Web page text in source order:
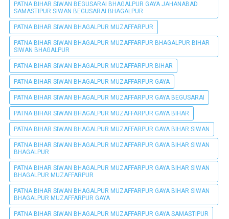
PATNA BIHAR SIWAN BEGUSARAI BHAGALPUR GAYA JAHANABAD
SAMASTIPUR SIWAN BEGUSARAI BHAGALPUR
PATNA BIHAR SIWAN BHAGALPUR MUZAFFARPUR
PATNA BIHAR SIWAN BHAGALPUR MUZAFFARPUR BHAGALPUR BIHAR
SIWAN BHAGALPUR
PATNA BIHAR SIWAN BHAGALPUR MUZAFFARPUR BIHAR
PATNA BIHAR SIWAN BHAGALPUR MUZAFFARPUR GAYA
PATNA BIHAR SIWAN BHAGALPUR MUZAFFARPUR GAYA BEGUSARAI
PATNA BIHAR SIWAN BHAGALPUR MUZAFFARPUR GAYA BIHAR
PATNA BIHAR SIWAN BHAGALPUR MUZAFFARPUR GAYA BIHAR SIWAN
PATNA BIHAR SIWAN BHAGALPUR MUZAFFARPUR GAYA BIHAR SIWAN
BHAGALPUR
PATNA BIHAR SIWAN BHAGALPUR MUZAFFARPUR GAYA BIHAR SIWAN
BHAGALPUR MUZAFFARPUR
PATNA BIHAR SIWAN BHAGALPUR MUZAFFARPUR GAYA BIHAR SIWAN
BHAGALPUR MUZAFFARPUR GAYA
PATNA BIHAR SIWAN BHAGALPUR MUZAFFARPUR GAYA SAMASTIPUR